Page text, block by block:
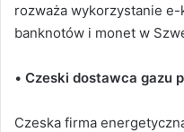
rozważa wykorzystanie
banknotów i monet w
• Czeski dostawca gazu
Czeska firma